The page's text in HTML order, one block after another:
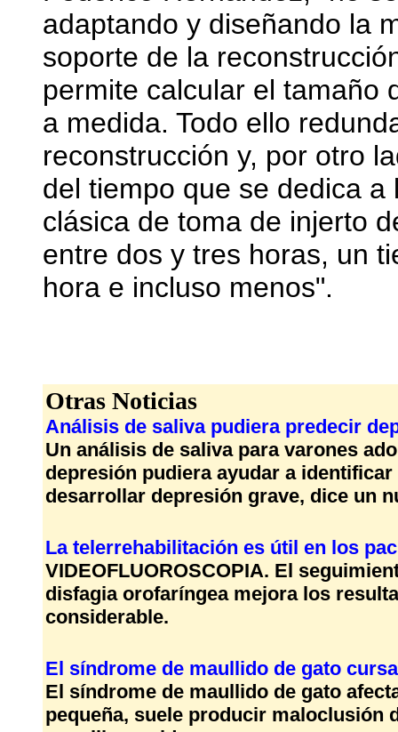
adaptando y diseñando la
soporte de la
permite calcular el tamaño
a medida. Todo ello
reconstrucción y, por otro
del tiempo que se dedica
clásica de toma de injerto
entre dos y tres horas, un
hora e incluso menos".
Otras Noticias
Análisis de saliva pudiera predecir
Un análisis de saliva para varones
depresión pudiera ayudar a
desarrollar depresión grave, dice un
La telerrehabilitación es útil en los
VIDEOFLUOROSCOPIA. El
disfagia orofaríngea mejora los
considerable.
El síndrome de maullido de gato
El síndrome de maullido de gato
pequeña, suele producir maloclusión